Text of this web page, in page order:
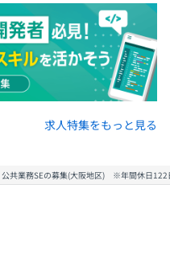
求人特集をもっと見る
公共業務SEの募集(大阪地区) ※年間休日122